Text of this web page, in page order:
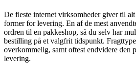
De fleste internet virksomheder giver til
former for levering. En af de mest
ordren til en pakkeshop, så du selv har
bestilling på et valgfrit tidspunkt.
overkommelig, samt oftest endvidere den
levering.